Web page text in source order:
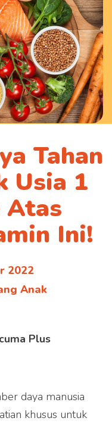
Tahan
Usia 1
Atas
Ini!
2022
Anak
Plus
daya manusia
khusus untuk